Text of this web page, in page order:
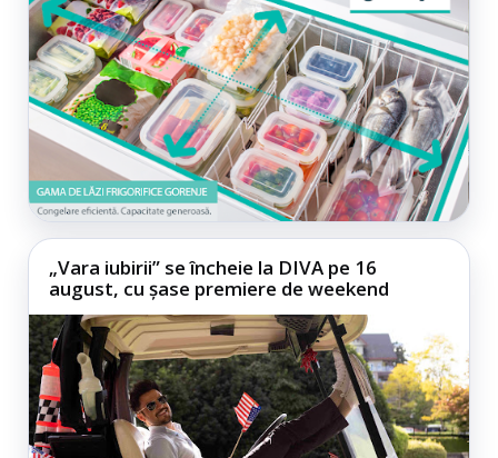
„Vara iubirii” se încheie la DIVA pe 16
august, cu șase premiere de weekend